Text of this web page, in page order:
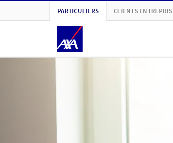
PARTICULIERS CLIENTS